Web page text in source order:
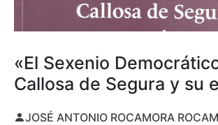
«El Sexenio
Callosa de Segura y su
JOSÉ ANTONIO ROCAMORA